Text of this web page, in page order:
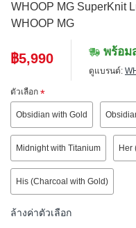
WHOOP MG SuperKnit
WHOOP MG
฿5,990 พร้อม
ดูแบรนด์:
ตัวเลือก
Obsidian with Gold
Midnight with Titanium Her
His (Charcoal with Gold)
ล้างค่าตัวเลือก